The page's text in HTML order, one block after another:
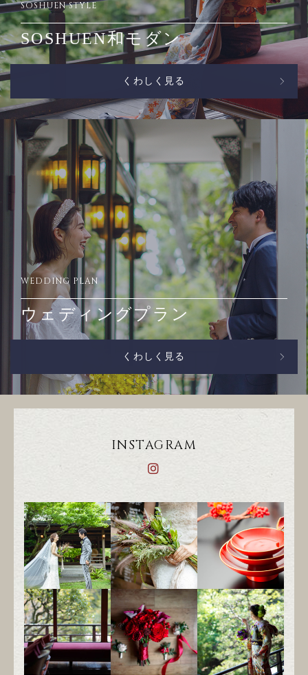
SOSHUEN STYLE
SOSHUEN和モダン
くわしく見る
WEDDING PLAN
ウェディングプラン
くわしく見る
INSTAGRAM